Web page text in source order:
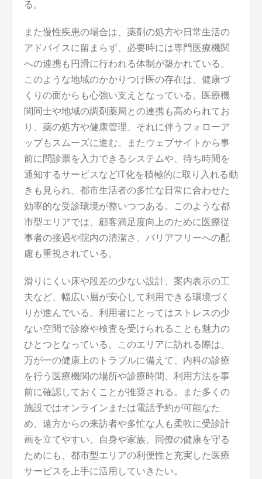
る。
また慢性疾患の場合は、薬剤の処方や日常生活の
アドバイスに留まらず、必要時には専門医療機関
への連携も円滑に行われる体制が築かれている。
このような地域のかかりつけ医の存在は、健康づ
くりの面からも心強い支えとなっている。医療機
関同士や地域の調剤薬局との連携も高められてお
り、薬の処方や健康管理、それに伴うフォローア
ップもスムーズに進む。またウェブサイトから事
前に問診票を入力できるシステムや、待ち時間を
通知するサービスなどIT化を積極的に取り入れる動
きも見られ、都市生活者の多忙な日常に合わせた
効率的な受診環境が整いつつある。このような都
市型エリアでは、顧客満足度向上のために医療従
事者の接遇や院内の清潔さ、バリアフリーへの配
慮も重視されている。
滑りにくい床や段差の少ない設計、案内表示の工
夫など、幅広い層が安心して利用できる環境づく
りが進んでいる。利用者にとってはストレスの少
ない空間で診療や検査を受けられることも魅力の
ひとつとなっている。このエリアに訪れる際は、
万が一の健康上のトラブルに備えて、内科の診療
を行う医療機関の場所や診療時間、利用方法を事
前に確認しておくことが推奨される。また多くの
施設ではオンラインまたは電話予約が可能なた
め、遠方からの来訪者や多忙な人も柔軟に受診計
画を立てやすい。自身や家族、同僚の健康を守る
ためにも、都市型エリアの利便性と充実した医療
サービスを上手に活用していきたい。